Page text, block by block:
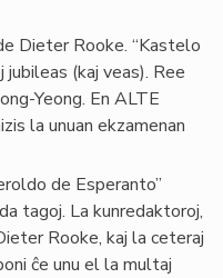
Dieter Rooke. “Kastelo
(kaj veas). Ree
Yeong. En ALTE
la unuan ekzamenan
de Esperanto”
tagoj. La kunredaktoroj,
Rooke, kaj la ceteraj
ĉe unu el la multaj